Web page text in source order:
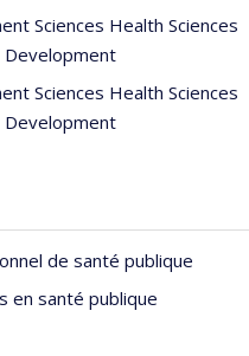
Sciences Health Sciences
Development
Sciences Health Sciences
Development
de santé publique
en santé publique